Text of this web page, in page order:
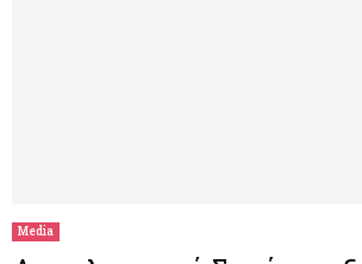
Media